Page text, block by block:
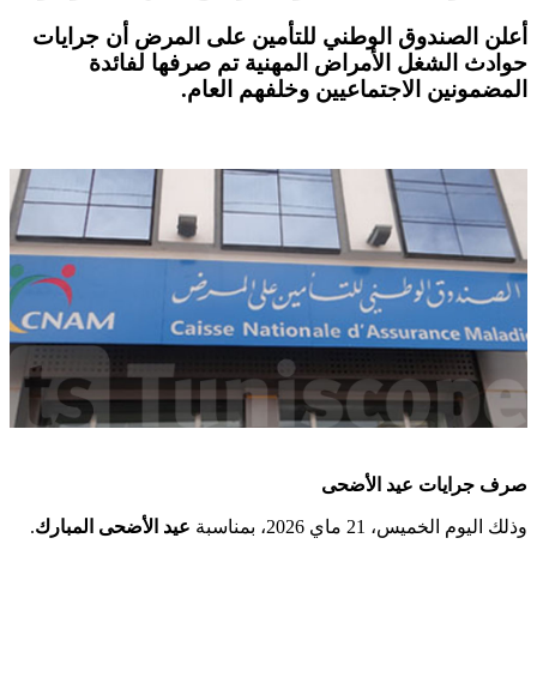
أعلن الصندوق الوطني للتأمين على المرض أن جرايات
حوادث الشغل الأمراض المهنية تم صرفها لفائدة
المضمونين الاجتماعيين وخلفهم العام.
صرف جرايات عيد الأضحى
وذلك اليوم الخميس، 21 ماي 2026، بمناسبة عيد الأضحى المبارك.